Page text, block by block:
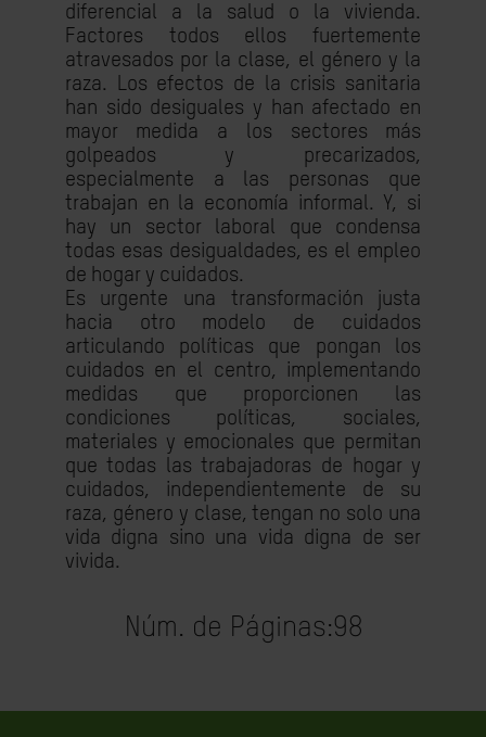
diferencial a la salud o la vivienda.
Factores todos ellos fuertemente
atravesados por la clase, el género y la
raza. Los efectos de la crisis sanitaria
han sido desiguales y han afectado en
mayor medida a los sectores más
golpeados y precarizados,
especialmente a las personas que
trabajan en la economía informal. Y, si
hay un sector laboral que condensa
todas esas desigualdades, es el empleo
de hogar y cuidados.
Es urgente una transformación justa
hacia otro modelo de cuidados
articulando políticas que pongan los
cuidados en el centro, implementando
medidas que proporcionen las
condiciones políticas, sociales,
materiales y emocionales que permitan
que todas las trabajadoras de hogar y
cuidados, independientemente de su
raza, género y clase, tengan no solo una
vida digna sino una vida digna de ser
vivida.
Núm. de Páginas:98